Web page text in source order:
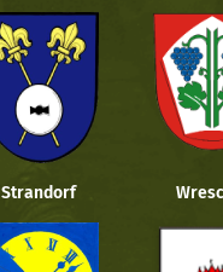
Strandorf